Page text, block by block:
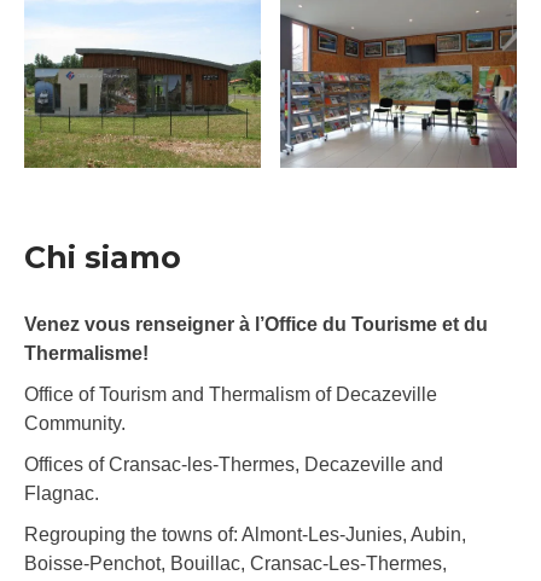
Chi siamo
Venez vous renseigner à l’Office du Tourisme et du
Thermalisme!
Office of Tourism and Thermalism of Decazeville
Community.
Offices of Cransac-les-Thermes, Decazeville and
Flagnac.
Regrouping the towns of: Almont-Les-Junies, Aubin,
Boisse-Penchot, Bouillac, Cransac-Les-Thermes,